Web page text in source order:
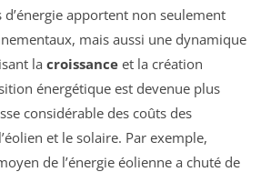
d’énergie apportent non seulement
mais aussi une dynamique
la croissance et la création
énergétique est devenue plus
considérable des coûts des
et le solaire. Par exemple,
de l’énergie éolienne a chuté de